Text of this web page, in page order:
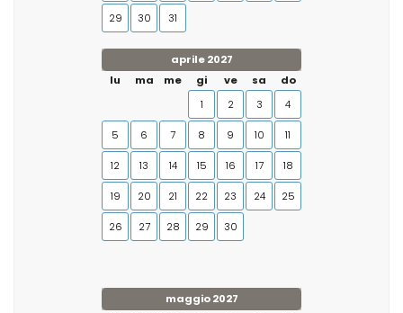
29 30 31
aprile 2027
lu
ma me gi ve sa
do
1
2 3 4
5 6 7 8 9 10 11
12 13 14 15 16 17 18
19 20 21 22 23 24 25
26 27 28 29 30
maggio 2027